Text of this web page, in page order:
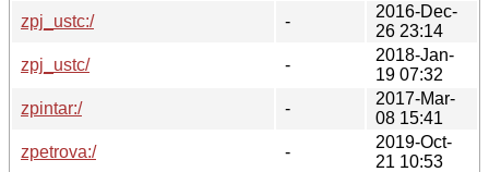
zpj_ustc:/
-
2016-Dec-
26 23:14
zpj_ustc/
-
2018-Jan-
19 07:32
zpintar:/
-
2017-Mar-
08 15:41
zpetrova:/
-
2019-Oct-
21 10:53